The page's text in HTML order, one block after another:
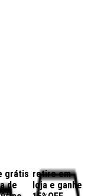
grátis
de
retire em
loja e ganhe